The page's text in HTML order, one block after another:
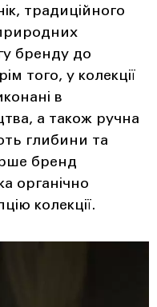
традиційного
бренду до
того, у колекції
в
а також ручна
глибини та
бренд
органічно
колекції.